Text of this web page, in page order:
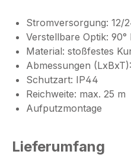
Stromversorgung: 12/
Verstellbare Optik:
Material: stoßfestes
Abmessungen
Schutzart: IP44
Reichweite: max. 25 m
Aufputzmontage
Lieferumfang